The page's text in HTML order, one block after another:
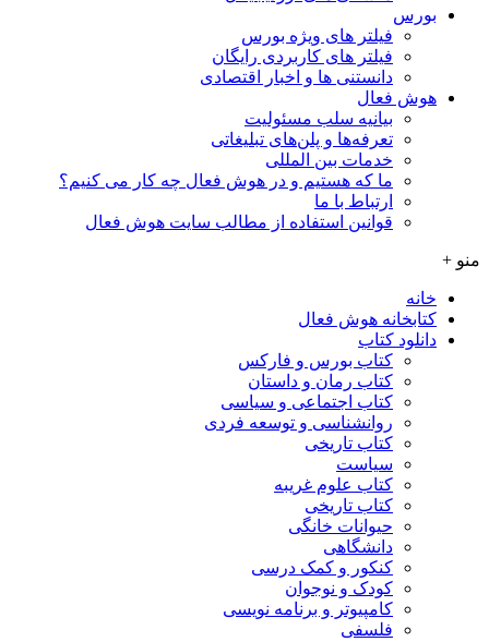
بورس
فیلتر های ویژه بورس
فیلتر های کاربردی رایگان
دانستنی ها و اخبار اقتصادی
هوش فعال
بیانیه سلب مسئولیت
تعرفه‌ها و پلن‌های تبلیغاتی
خدمات بین المللی
ما که هستیم و در هوش فعال چه کار می کنیم؟
ارتباط با ما
قوانین استفاده از مطالب سایت هوش فعال
منو +
خانه
کتابخانه هوش فعال
دانلود کتاب
کتاب بورس و فارکس
کتاب رمان و داستان
کتاب اجتماعی و سیاسی
روانشناسی و توسعه فردی
کتاب تاریخی
سیاست
کتاب علوم غریبه
کتاب تاریخی
حیوانات خانگی
دانشگاهی
کنکور و کمک‌ درسی
کودک و نوجوان
کامپیوتر و برنامه نویسی
فلسفی